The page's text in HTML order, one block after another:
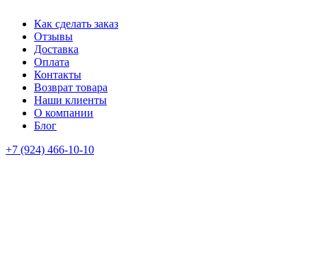
Как сделать заказ
Отзывы
Доставка
Оплата
Контакты
Возврат товара
Наши клиенты
О компании
Блог
+7 (924) 466-10-10